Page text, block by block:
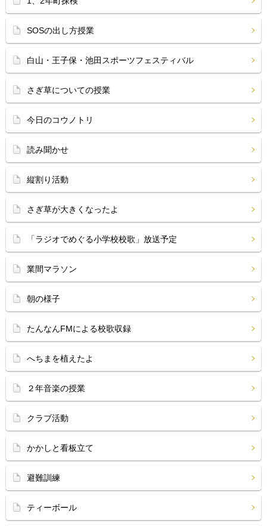
SOSの出し方授業
白山・王子保・池田スポーツフェスティバル
さぎ草についての授業
今日のコウノトリ
読み聞かせ
縦割り活動
さぎ草が大きくなったよ
「ラジオでめぐる小学校校歌」放送予定
業間マラソン
朝の様子
たんなんFMによる校歌収録
へちまを植えたよ
２年音楽の授業
クラブ活動
かかしと看板立て
避難訓練
ティーボール